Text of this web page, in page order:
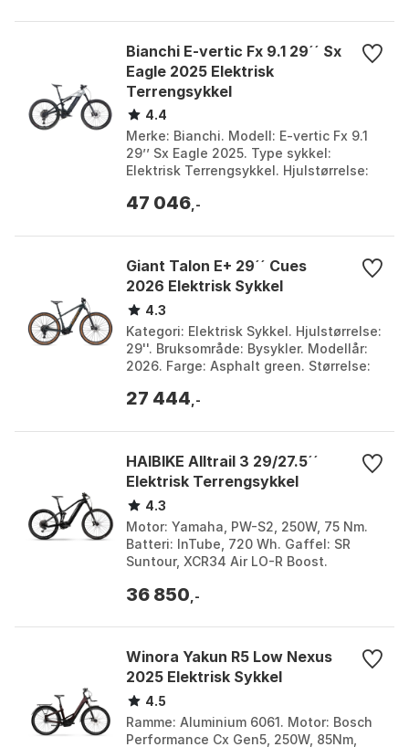
Bianchi E-vertic Fx 9.1 29´´ Sx
Eagle 2025 Elektrisk
Terrengsykkel
4.4
Merke: Bianchi. Modell: E-vertic Fx 9.1
29’’ Sx Eagle 2025. Type sykkel:
Elektrisk Terrengsykkel. Hjulstørrelse:
iridescen...
47 046 ,-
Giant Talon E+ 29´´ Cues
2026 Elektrisk Sykkel
4.3
Kategori: Elektrisk Sykkel. Hjulstørrelse:
29''. Bruksområde: Bysykler. Modellår:
2026. Farge: Asphalt green. Størrelse:
27 444 ,-
HAIBIKE Alltrail 3 29/27.5´´
Elektrisk Terrengsykkel
4.3
Motor: Yamaha, PW-S2, 250W, 75 Nm.
Batteri: InTube, 720 Wh. Gaffel: SR
Suntour, XCR34 Air LO-R Boost.
L, 203 mm. Farge: Black...
36 850 ,-
Winora Yakun R5 Low Nexus
2025 Elektrisk Sykkel
4.5
Ramme: Aluminium 6061. Motor: Bosch
Performance Cx Gen5, 250W, 85Nm,